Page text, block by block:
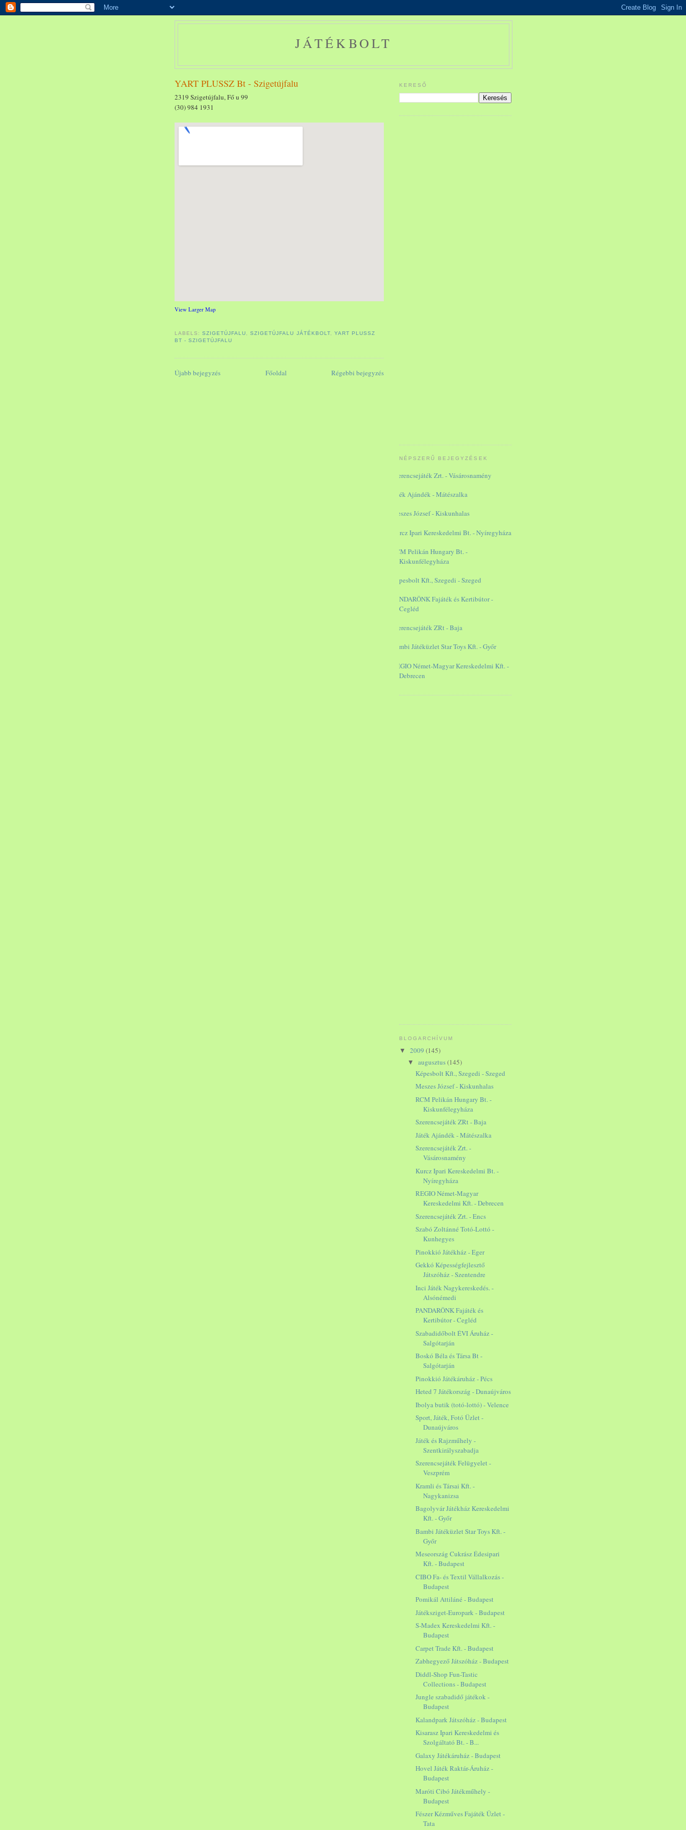
JÁTÉKBOLT
YART PLUSSZ Bt - Szigetújfalu
2319 Szigetújfalu, Fő u 99
(30) 984 1931
View Larger Map
LABELS:SZIGETÚJFALU ,SZIGETÚJFALU JÁTÉKBOLT, YART PLUSSZ
BT - SZIGETÚJFALU
Újabb bejegyzés Régebbi bejegyzés
Főoldal
KERESŐ
NÉPSZERŰ BEJEGYZÉSEK
Szerencsejáték Zrt. - Vásárosnamény
Játék Ajándék - Mátészalka
Meszes József - Kiskunhalas
Kurcz Ipari Kereskedelmi Bt. - Nyíregyháza
RCM Pelikán Hungary Bt. -
Kiskunfélegyháza
Képesbolt Kft., Szegedi - Szeged
PANDARÖNK Fajáték és Kertibútor -
Cegléd
Szerencsejáték ZRt - Baja
Bambi Játéküzlet Star Toys Kft. - Győr
REGIO Német-Magyar Kereskedelmi Kft. -
Debrecen
BLOGARCHÍVUM
▼ 2009 (145)
▼ augusztus(145)
Képesbolt Kft., Szegedi - Szeged
Meszes József - Kiskunhalas
RCM Pelikán Hungary Bt. -
Kiskunfélegyháza
Szerencsejáték ZRt - Baja
Játék Ajándék - Mátészalka
Szerencsejáték Zrt. -
Vásárosnamény
Kurcz Ipari Kereskedelmi Bt. -
Nyíregyháza
REGIO Német-Magyar
Kereskedelmi Kft. - Debrecen
Szerencsejáték Zrt. - Encs
Szabó Zoltánné Totó-Lottó -
Kunhegyes
Pinokkió Játékház - Eger
Gekkó Képességfejlesztő
Játszóház - Szentendre
Inci Játék Nagykereskedés. -
Alsónémedi
PANDARÖNK Fajáték és
Kertibútor - Cegléd
Szabadidőbolt ÉVI Áruház -
Salgótarján
Boskó Béla és Társa Bt -
Salgótarján
Pinokkió Játékáruház - Pécs
Heted 7 Játékország - Dunaújváros
Ibolya butik (totó-lottó) - Velence
Sport, Játék, Fotó Üzlet -
Dunaújváros
Játék és Rajzműhely -
Szentkirályszabadja
Szerencsejáték Felügyelet -
Veszprém
Kramli és Társai Kft. -
Nagykanizsa
Bagolyvár Játékház Kereskedelmi
Kft. - Győr
Bambi Játéküzlet Star Toys Kft. -
Győr
Meseország Cukrász Édesipari
Kft. - Budapest
CIBO Fa- és Textil Vállalkozás -
Budapest
Pomikál Attiláné - Budapest
Játéksziget-Europark - Budapest
S-Madex Kereskedelmi Kft. -
Budapest
Carpet Trade Kft. - Budapest
Zabhegyező Játszóház - Budapest
Diddl-Shop Fun-Tastic
Collections - Budapest
Jungle szabadidő játékok -
Budapest
Kalandpark Játszóház - Budapest
Kisarasz Ipari Kereskedelmi és
Szolgáltató Bt. - B...
Galaxy Játékáruház - Budapest
Hovel Játék Raktár-Áruház -
Budapest
Maróti Cibó Játékműhely -
Budapest
Fészer Kézműves Fajáték Üzlet -
Tata